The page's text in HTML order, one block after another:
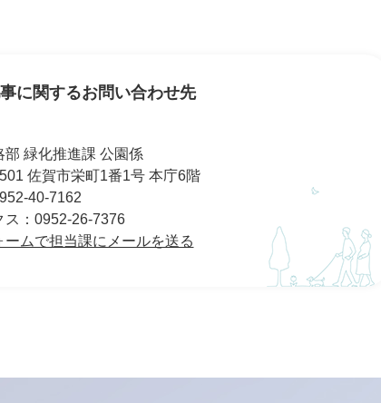
に関するお問い合わせ先
部 緑化推進課 公園係
佐賀市栄町1番1号 本庁6階
40-7162
ス：0952-26-7376
ームで担当課にメールを送る